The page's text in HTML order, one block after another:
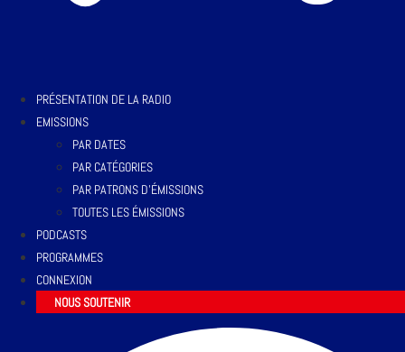
PRÉSENTATION DE LA RADIO
EMISSIONS
PAR DATES
PAR CATÉGORIES
PAR PATRONS D’ÉMISSIONS
TOUTES LES ÉMISSIONS
PODCASTS
PROGRAMMES
CONNEXION
NOUS SOUTENIR